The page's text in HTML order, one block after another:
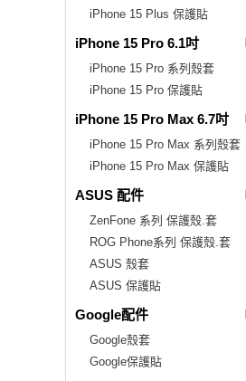
iPhone 15 Plus 保護貼
iPhone 15 Pro 6.1吋
iPhone 15 Pro 系列殼套
iPhone 15 Pro 保護貼
iPhone 15 Pro Max 6.7吋
iPhone 15 Pro Max 系列殼套
iPhone 15 Pro Max 保護貼
ASUS 配件
ZenFone 系列 保護殼.套
ROG Phone系列 保護殼.套
ASUS 殼套
ASUS 保護貼
Google配件
Google殼套
Google保護貼